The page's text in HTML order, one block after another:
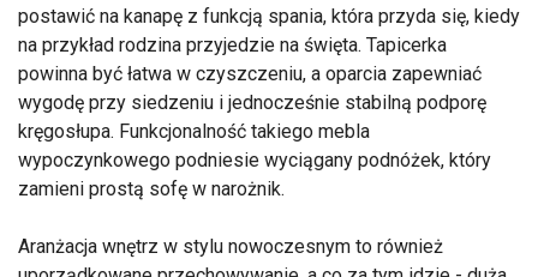
postawić na kanapę z funkcją spania, która przyda się, kiedy
na przykład rodzina przyjedzie na święta. Tapicerka
powinna być łatwa w czyszczeniu, a oparcia zapewniać
wygodę przy siedzeniu i jednocześnie stabilną podporę
kręgosłupa. Funkcjonalność takiego mebla
wypoczynkowego podniesie wyciągany podnóżek, który
zamieni prostą sofę w narożnik.
Aranżacja wnętrz w stylu nowoczesnym to również